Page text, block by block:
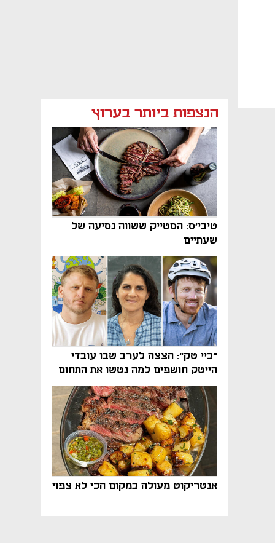
הנצפות ביותר בערוץ
טיבי'ס: הסטייק ששווה נסיעה של
שעתיים
"ביי טק": הצצה לערב שבו עובדי
הייטק חושפים למה נטשו את התחום
אנטריקוט מעולה במקום הכי לא צפוי